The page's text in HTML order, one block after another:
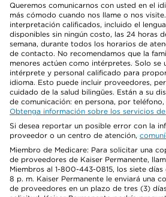
Queremos comunicarnos con usted en el
más cómodo cuando nos llame o nos
interpretación calificados, incluido el
disponibles sin ningún costo, las 24 horas
semana, durante todos los horarios de
de contacto. No recomendamos que la
menores actúen como intérpretes. Solo se
intérprete y personal calificado para
idioma. Esto puede incluir proveedores,
cuidado de la salud bilingües. Están a su
de comunicación: en persona, por
Obtenga información sobre los servicios
Si desea reportar un posible error con la
proveedor o un centro de atención,
Miembro de Medicare: Para solicitar una
de proveedores de Kaiser Permanente,
Miembros al 1-800-443-0815, los siete días
8 p. m. Kaiser Permanente le enviará una
de proveedores en un plazo de tres (3)